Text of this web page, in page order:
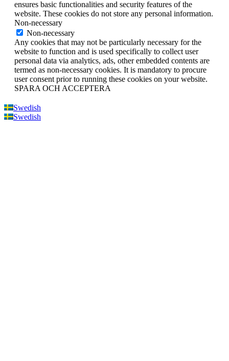
ensures basic functionalities and security features of the
website. These cookies do not store any personal information.
Non-necessary
Non-necessary
Any cookies that may not be particularly necessary for the
website to function and is used specifically to collect user
personal data via analytics, ads, other embedded contents are
termed as non-necessary cookies. It is mandatory to procure
user consent prior to running these cookies on your website.
SPARA OCH ACCEPTERA
Swedish
Swedish